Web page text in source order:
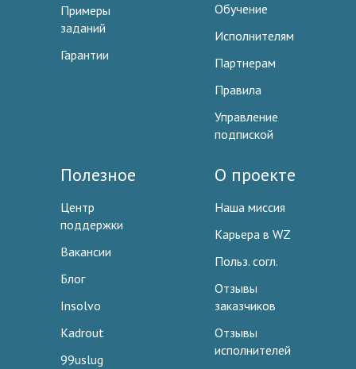
Примеры
заданий
Гарантии
Обучение
Исполнителям
Партнерам
Правила
Управление
подпиской
Полезное
Центр
поддержки
Вакансии
Блог
Insolvo
Kadrout
99uslug
О проекте
Наша миссия
Карьера в WZ
Польз. согл.
Отзывы
заказчиков
Отзывы
исполнителей